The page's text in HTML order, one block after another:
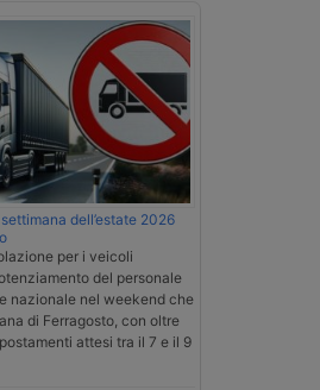
dell’estate 2026
per i veicoli
del personale
nazionale nel weekend che
di Ferragosto, con oltre
attesi tra il 7 e il 9